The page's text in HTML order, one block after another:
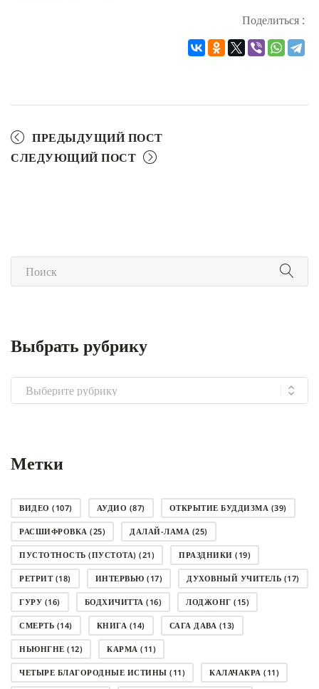
Поделиться :
ПРЕДЫДУЩИЙ ПОСТ
СЛЕДУЮЩИЙ ПОСТ
Выбрать рубрику
Выбрать
рубрику
Метки
ВИДЕО (107) АУДИО (87) ОТКРЫТИЕ БУДДИЗМА (39)
РАСШИФРОВКА (25) ДАЛАЙ-ЛАМА (25)
ПУСТОТНОСТЬ (ПУСТОТА) (21) ПРАЗДНИКИ (19)
РЕТРИТ(18) ИНТЕРВЬЮ (17) ДУХОВНЫЙ УЧИТЕЛЬ (17)
ГУРУ (16) БОДХИЧИТТА (16) ЛОДЖОНГ (15)
СМЕРТЬ (14) КНИГА (14) САГА ДАВА (13)
НЬЮНГНЕ (12) КАРМА (11)
ЧЕТЫРЕ БЛАГОРОДНЫЕ ИСТИНЫ (11) КАЛАЧАКРА (11)